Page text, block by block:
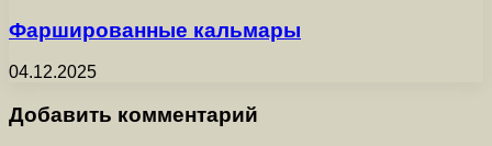
Фаршированные кальмары
04.12.2025
Добавить комментарий